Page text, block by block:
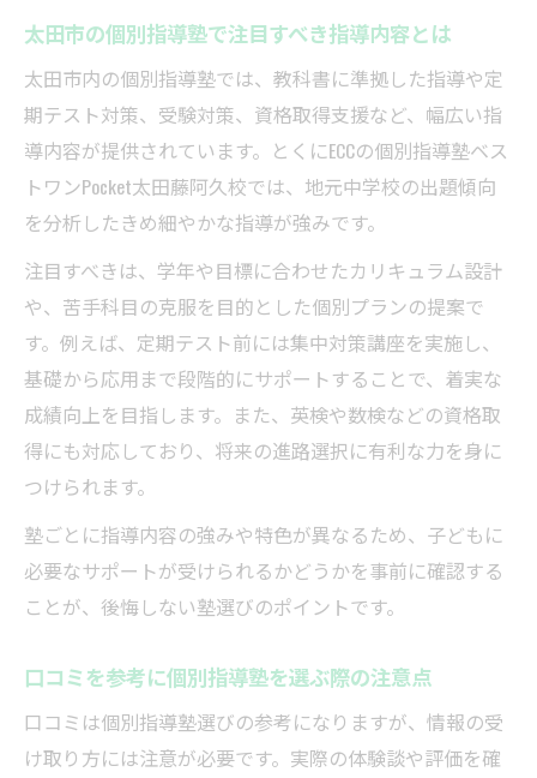
太田市の個別指導塾で注目すべき指導内容とは
太田市内の個別指導塾では、教科書に準拠した指導や定
期テスト対策、受験対策、資格取得支援など、幅広い指
導内容が提供されています。とくにECCの個別指導塾ベス
トワンPocket太田藤阿久校では、地元中学校の出題傾向
を分析したきめ細やかな指導が強みです。
注目すべきは、学年や目標に合わせたカリキュラム設計
や、苦手科目の克服を目的とした個別プランの提案で
す。例えば、定期テスト前には集中対策講座を実施し、
基礎から応用まで段階的にサポートすることで、着実な
成績向上を目指します。また、英検や数検などの資格取
得にも対応しており、将来の進路選択に有利な力を身に
つけられます。
塾ごとに指導内容の強みや特色が異なるため、子どもに
必要なサポートが受けられるかどうかを事前に確認する
ことが、後悔しない塾選びのポイントです。
口コミを参考に個別指導塾を選ぶ際の注意点
口コミは個別指導塾選びの参考になりますが、情報の受
け取り方には注意が必要です。実際の体験談や評価を確